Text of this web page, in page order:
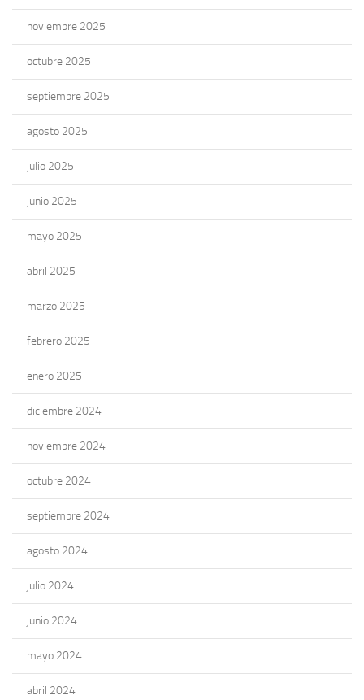
noviembre 2025
octubre 2025
septiembre 2025
agosto 2025
julio 2025
junio 2025
mayo 2025
abril 2025
marzo 2025
febrero 2025
enero 2025
diciembre 2024
noviembre 2024
octubre 2024
septiembre 2024
agosto 2024
julio 2024
junio 2024
mayo 2024
abril 2024